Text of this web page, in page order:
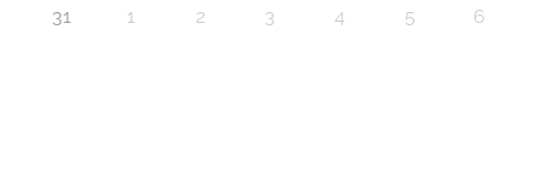
31 1 2 3 4 5 6